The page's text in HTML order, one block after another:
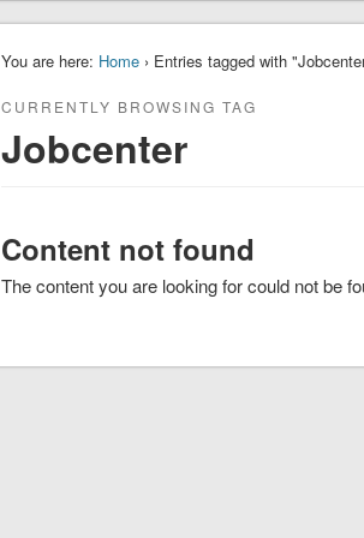
You are here: Home› Entries tagged with
CURRENTLY BROWSING TAG
Jobcenter
Content not found
The content you are looking for could not be